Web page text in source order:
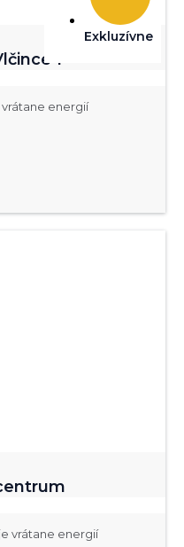
Exkluzívne
1
energií
vrátane energií